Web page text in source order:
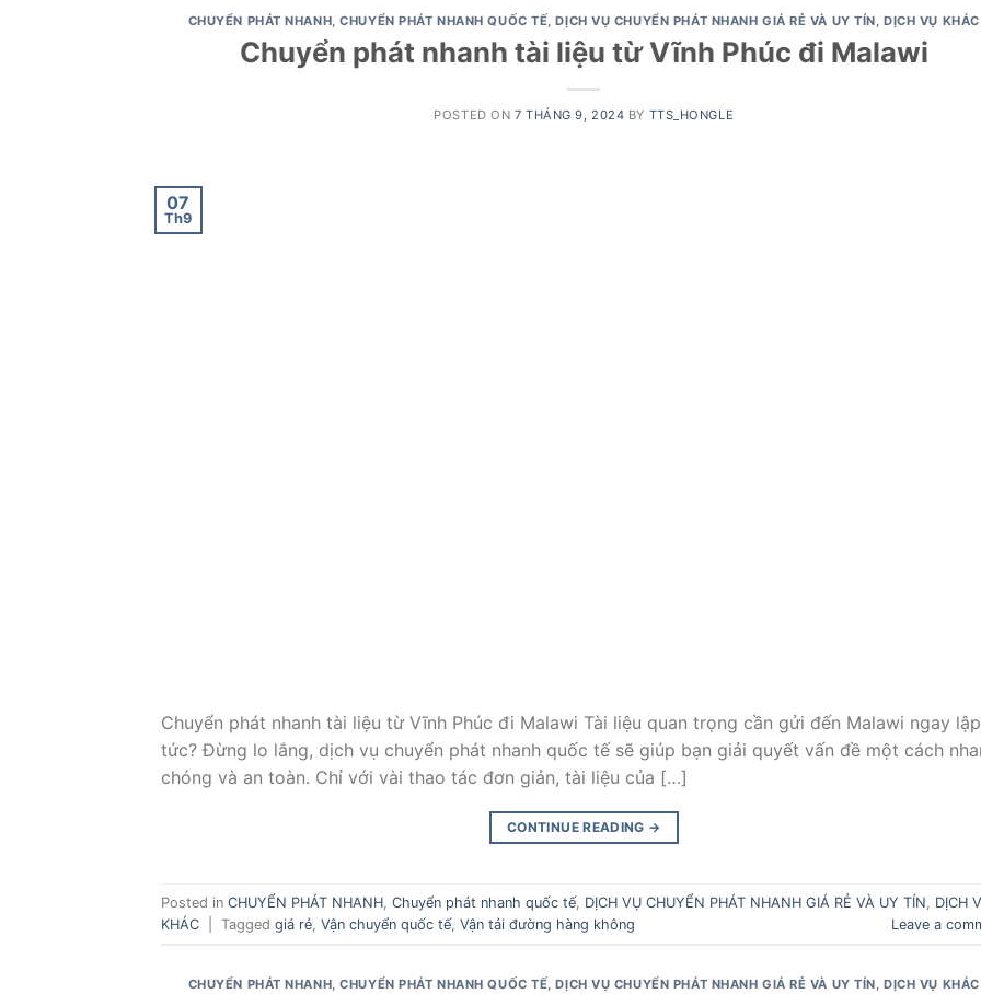
CHUYỂN PHÁT NHANH,CHUYỂN PHÁT NHANH QUỐC TẾ,DỊCH VỤ CHUYỂN PHÁT NHANH GIÁ RẺ VÀ UY TÍN,DỊCH VỤ KHÁC
Chuyển phát nhanh tài liệu từ Vĩnh Phúc đi Malawi
POSTED ON 7 THÁNG 9, 2024 BY TTS_HONGLE
07
Th9
Chuyển phát nhanh tài liệu từ Vĩnh Phúc đi Malawi Tài liệu quan trọng cần gửi đến Malawi ngay lập
tức? Đừng lo lắng, dịch vụ chuyển phát nhanh quốc tế sẽ giúp bạn giải quyết vấn đề một cách
chóng và an toàn. Chỉ với vài thao tác đơn giản, tài liệu của […]
CONTINUE READING →
Posted in CHUYỂN PHÁT NHANH Chuyển phát nhanh quốc tế, DỊCH VỤ CHUYỂN PHÁT NHANH GIÁ RẺ VÀ UY TÍN
DỊCH
KHÁC
Tagged giá rẻ Vận chuyển quốc tế, Vận tải đường hàng không Leave a
CHUYỂN PHÁT NHANH,CHUYỂN PHÁT NHANH QUỐC TẾ,DỊCH VỤ CHUYỂN PHÁT NHANH GIÁ RẺ VÀ UY TÍN,DỊCH VỤ KHÁC